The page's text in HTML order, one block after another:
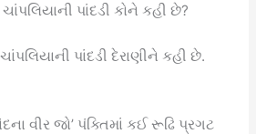
ચાંપલિયાની પાંદડી કોને કહી છે?
પાંદડી દેરાણીને કહી છે.
વીર જો’ પંક્તિમાં કઈ રૂઢિ પ્રગટ